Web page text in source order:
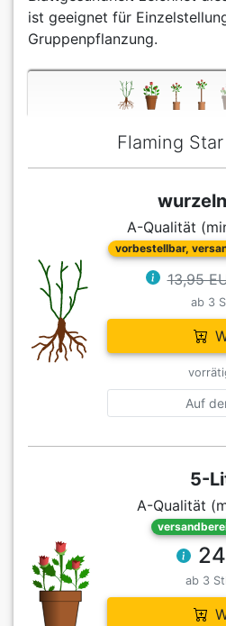
ist geeignet für
Gruppenpflanzung.
Flaming
A-Qualität
vorbestellbar,
13,95
ab 3
Auf
5-
A-Qualität
ab 3